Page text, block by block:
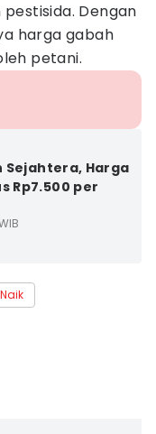
Dengan
harga gabah
petani.
Sejahtera, Harga
Rp7.500 per